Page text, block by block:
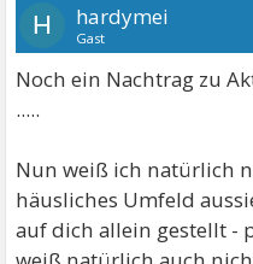
H hardymei
Gast
Noch ein Nachtrag zu
.....
Nun weiß ich natürlich
häusliches Umfeld
auf dich allein gestellt -